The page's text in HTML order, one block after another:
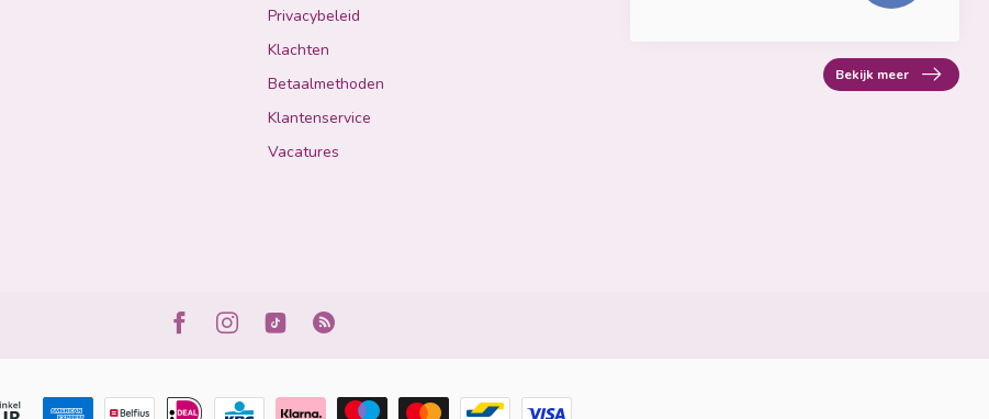
Privacybeleid
Klachten
Betaalmethoden
Klantenservice
Vacatures
Bekijk meer